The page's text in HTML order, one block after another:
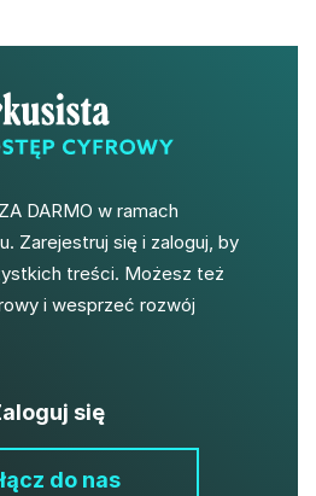
DARMO w ramach
Zarejestruj się i zaloguj, by
treści. Możesz też
i wesprzeć rozwój
się
do nas